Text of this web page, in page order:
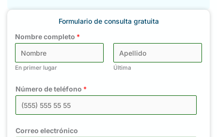
Formulario de consulta gratuita
Nombre completo *
En primer lugar Última
Número de teléfono *
Correo electrónico